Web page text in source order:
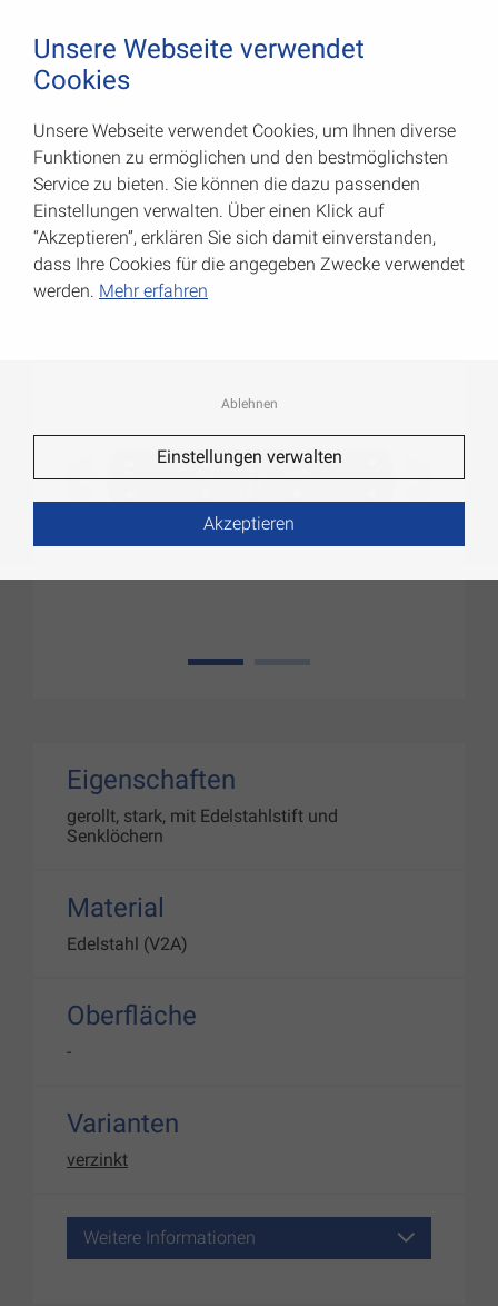
Französische Kistenbänder
Art.-Nr.: 010028200
1
Eigenschaften
gerollt, stark, mit Edelstahlstift und
Senklöchern
Material
Edelstahl (V2A)
Oberfläche
-
Varianten
verzinkt
Weitere Informationen
Unsere Webseite verwendet
Cookies
Unsere Webseite verwendet Cookies, um Ihnen diverse
Funktionen zu ermöglichen und den bestmöglichsten
Service zu bieten. Sie können die dazu passenden
Einstellungen verwalten. Über einen Klick auf
“Akzeptieren”, erklären Sie sich damit einverstanden,
dass Ihre Cookies für die angegeben Zwecke verwendet
werden. Mehr erfahren
Ablehnen
Einstellungen verwalten
Akzeptieren